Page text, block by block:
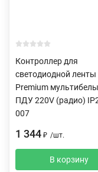
Контроллер для
светодиодной ленты
Premium
ПДУ 220V (радио)
007
1 344 ₽ /шт.
В корзину